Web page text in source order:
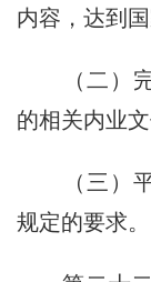
内容，达到
（二）完
的相关内业文
（三）平
规定的要求。